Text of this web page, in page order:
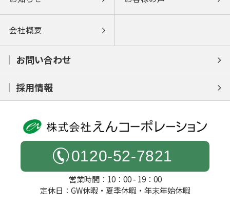
会社概要
お問い合わせ
採用情報
0120-52-7821
営業時間：10：00 - 19：00
定休日：GW休暇・夏季休暇・年末年始休暇